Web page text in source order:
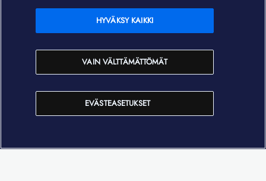
Elisa Oyj
In English
EVÄSTEASETUKSET
VAIN VÄLTTÄMÄTTÖMÄT
HYVÄKSY KAIKKI